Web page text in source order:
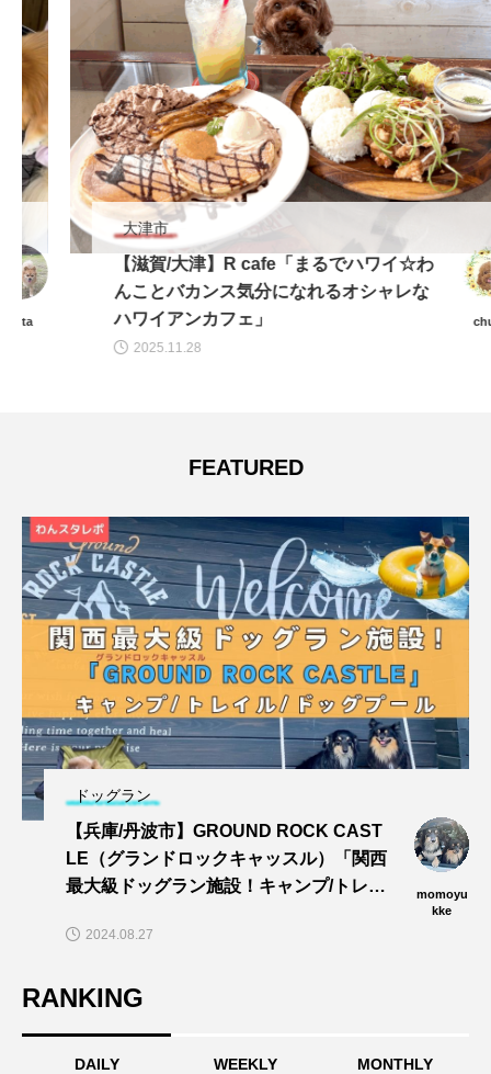
大津市
【滋賀/大津】R cafe「まるでハワイ☆わ
んことバカンス気分になれるオシャレな
ハワイアンカフェ」
2025.11.28
FEATURED
ドッグラン
【兵庫/丹波市】GROUND ROCK CAST
LE（グランドロックキャッスル）「関西
最大級ドッグラン施設！キャンプ/トレイ
う〜🎵」
momoyu
kke
2024.08.27
RANKING
DAILY WEEKLY MONTHLY